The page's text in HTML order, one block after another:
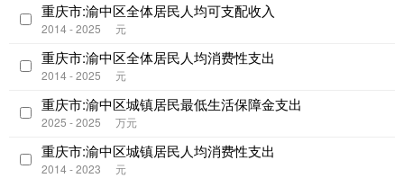
重庆市:渝中区全体居民人均可支配收入
2014 - 2025 元
重庆市:渝中区全体居民人均消费性支出
2014 - 2025 元
重庆市:渝中区城镇居民最低生活保障金支出
2025 - 2025 万元
重庆市:渝中区城镇居民人均消费性支出
2014 - 2023 元